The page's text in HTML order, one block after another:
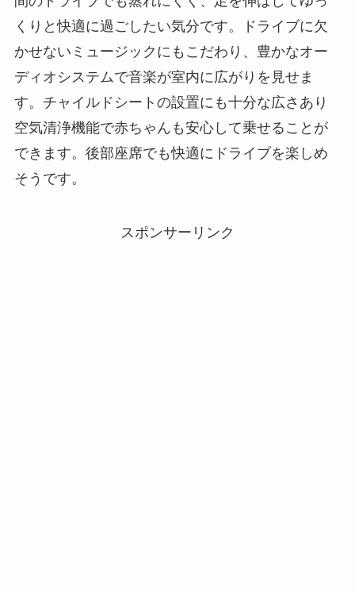
くりと快適に過ごしたい気分です。ドライブに欠
かせないミュージックにもこだわり、豊かなオー
ディオシステムで音楽が室内に広がりを見せま
す。チャイルドシートの設置にも十分な広さあり
空気清浄機能で赤ちゃんも安心して乗せることが
できます。後部座席でも快適にドライブを楽しめ
そうです。
スポンサーリンク